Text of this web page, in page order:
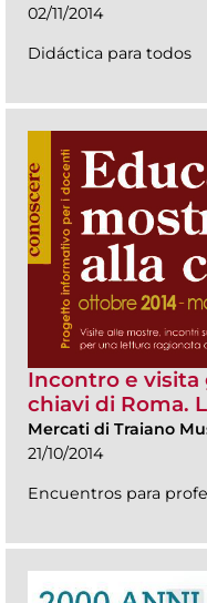
02/11/2014
Didáctica para todos
Incontro e visita
chiavi di Roma.
Mercati di Traiano
21/10/2014
Encuentros para